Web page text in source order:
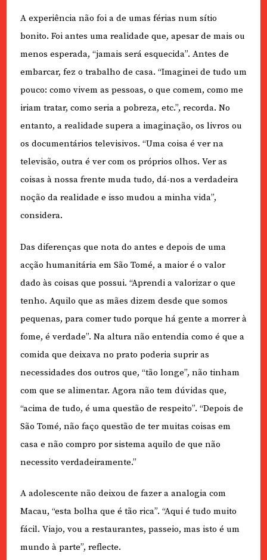
A experiência não foi a de umas férias num sítio
bonito. Foi antes uma realidade que, apesar de mais ou
menos esperada, “jamais será esquecida”. Antes de
embarcar, fez o trabalho de casa. “Imaginei de tudo um
pouco: como vivem as pessoas, o que comem, como me
iriam tratar, como seria a pobreza, etc.”, recorda. No
entanto, a realidade supera a imaginação, os livros ou
os documentários televisivos. “Uma coisa é ver na
televisão, outra é ver com os próprios olhos. Ver as
coisas à nossa frente muda tudo, dá-nos a verdadeira
noção da realidade e isso mudou a minha vida”,
considera.
Das diferenças que nota do antes e depois de uma
acção humanitária em São Tomé, a maior é o valor
dado às coisas que possui. “Aprendi a valorizar o que
tenho. Aquilo que as mães dizem desde que somos
pequenas, para comer tudo porque há gente a morrer à
fome, é verdade”. Na altura não entendia como é que a
comida que deixava no prato poderia suprir as
necessidades dos outros que, “tão longe”, não tinham
com que se alimentar. Agora não tem dúvidas que,
“acima de tudo, é uma questão de respeito”. “Depois de
São Tomé, não faço questão de ter muitas coisas em
casa e não compro por sistema aquilo de que não
necessito verdadeiramente.”
A adolescente não deixou de fazer a analogia com
Macau, “esta bolha que é tão rica”. “Aqui é tudo muito
fácil. Viajo, vou a restaurantes, passeio, mas isto é um
mundo à parte”, reflecte.